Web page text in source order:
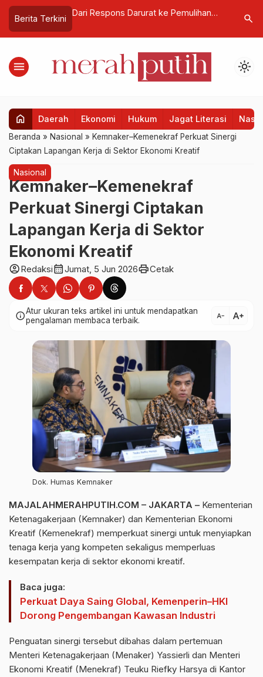
Berita Terkini
Dari Respons Darurat ke Pemulihan
Pascabencana Sumatera
Rieke
search
menu light_mode
home Daerah Ekonomi Hukum Jagat Literasi
Beranda » Nasional » Kemnaker–Kemenekraf Perkuat Sinergi
Ciptakan Lapangan Kerja di Sektor Ekonomi Kreatif
Nasional
Kemnaker–Kemenekraf
Perkuat Sinergi Ciptakan
Lapangan Kerja di Sektor
Ekonomi Kreatif
account_circleRedaksicalendar_monthJumat, 5 Jun 2026printCetak
infoAtur ukuran teks artikel ini untuk mendapatkan
pengalaman membaca terbaik.
text_decrease text_increase
Dok. Humas Kemnaker
MAJALAHMERAHPUTIH.COM – JAKARTA – Kementerian
Ketenagakerjaan (Kemnaker) dan Kementerian Ekonomi
Kreatif (Kemenekraf) memperkuat sinergi untuk menyiapkan
tenaga kerja yang kompeten sekaligus memperluas
kesempatan kerja di sektor ekonomi kreatif.
Baca juga:
Perkuat Daya Saing Global, Kemenperin–HKI
Dorong Pengembangan Kawasan Industri
Penguatan sinergi tersebut dibahas dalam pertemuan
Menteri Ketenagakerjaan (Menaker) Yassierli dan Menteri
Ekonomi Kreatif (Menekraf) Teuku Riefky Harsya di Kantor